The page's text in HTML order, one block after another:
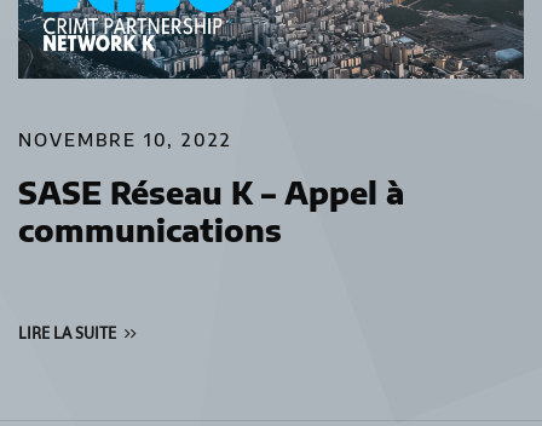
NOVEMBRE 10, 2022
SASE Réseau K – Appel à
communications
LIRE LA SUITE